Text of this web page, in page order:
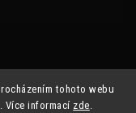
tohoto webu
Více informací zde.